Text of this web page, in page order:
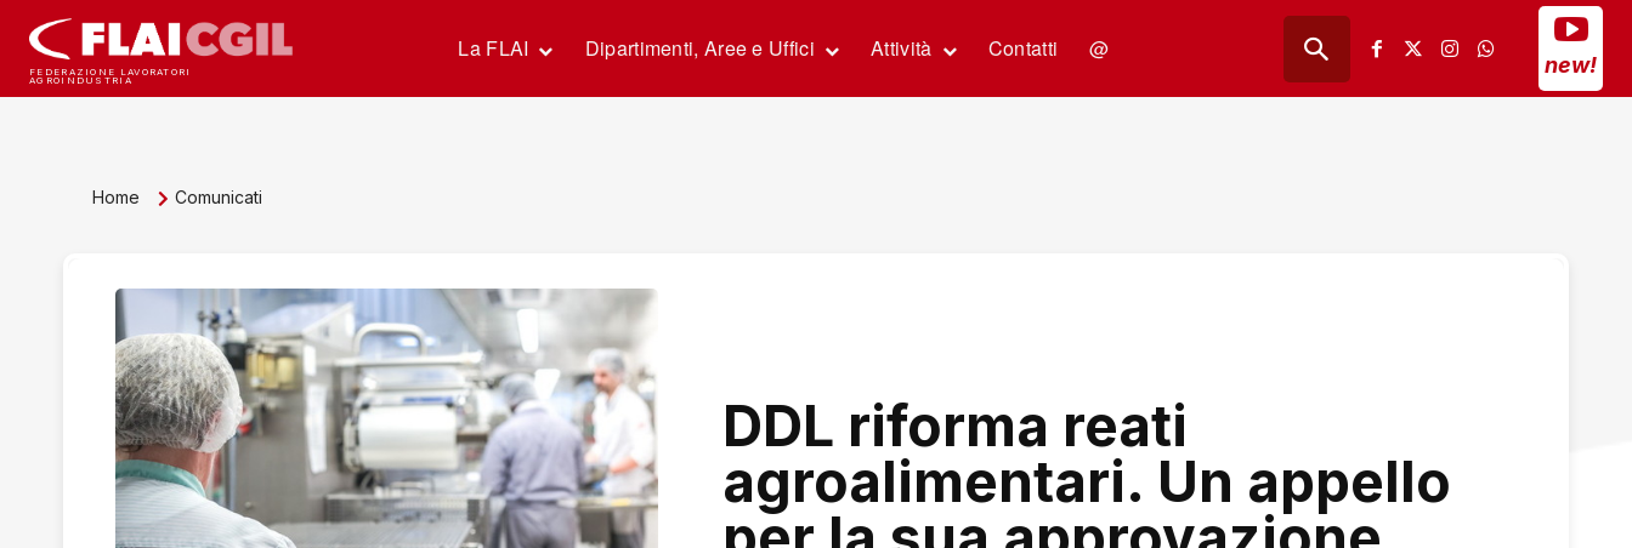
FEDERAZIONE LAVORATORI
AGROINDUSTRIA
La FLAI Dipartimenti, Aree e Uffici Attività Contatti @
new!
Home Comunicati
DDL riforma reati
agroalimentari. Un appello